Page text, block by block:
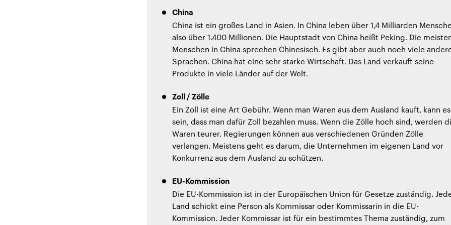
China
China ist ein großes Land in Asien. In China leben über 1,4 Milliarden
also über 1.400 Millionen. Die Hauptstadt von China heißt Peking. Die
Menschen in China sprechen Chinesisch. Es gibt aber auch noch viele
Sprachen. China hat eine sehr starke Wirtschaft. Das Land verkauft seine
Produkte in viele Länder auf der Welt.
Zoll / Zölle
Ein Zoll ist eine Art Gebühr. Wenn man Waren aus dem Ausland kauft, kann es
sein, dass man dafür Zoll bezahlen muss. Wenn die Zölle hoch sind, werden
Waren teurer. Regierungen können aus verschiedenen Gründen Zölle
verlangen. Meistens geht es darum, die Unternehmen im eigenen Land vor
Konkurrenz aus dem Ausland zu schützen.
EU-Kommission
Die EU-Kommission ist in der Europäischen Union für Gesetze zuständig.
Land schickt eine Person als Kommissar oder Kommissarin in die EU-
Kommission. Jeder Kommissar ist für ein bestimmtes Thema zuständig, zum